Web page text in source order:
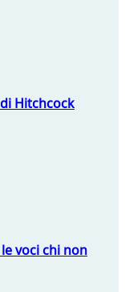
Hitchcock
voci chi non